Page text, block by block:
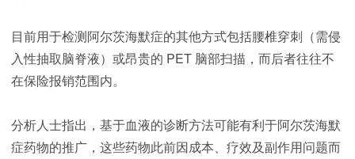
目前用于检测阿尔茨海默症的其他方式包括腰椎穿刺（需侵
入性抽取脑脊液）或昂贵的 PET 脑部扫描，而后者往往不
在保险报销范围内。
分析人士指出，基于血液的诊断方法可能有利于阿尔茨海默
症药物的推广，这些药物此前因成本、疗效及副作用问题而